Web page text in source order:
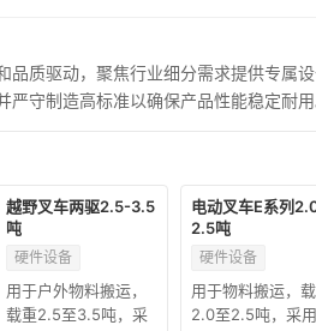
品质驱动，聚焦行业细分需求提供专属
严守制造高标准以确保产品性能稳定耐
越野叉车两驱2.5-3.5
吨
硬件设备
用于户外物料搬运，
载重2.5至3.5吨，采
电动叉车E系列
2.5吨
硬件设备
用于物料搬运，
2.0至2.5吨，采